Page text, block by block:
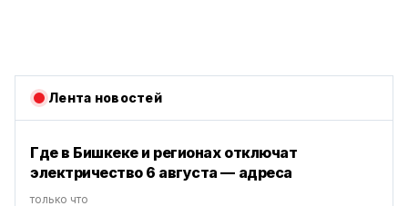
Лента новостей
Где в Бишкеке и регионах отключат
электричество 6 августа — адреса
только что